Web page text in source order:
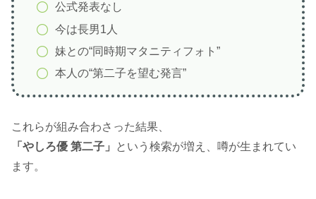
公式発表なし
今は長男1人
妹との“同時期マタニティフォト”
本人の“第二子を望む発言”
これらが組み合わさった結果、
「やしろ優 第二子」
という検索が増え、噂が生まれてい
ます。